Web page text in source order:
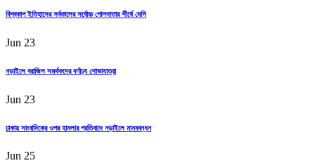
বিশ্বকাপ ইতিহাসের সর্বকালের সর্বোচ্চ গোলদাতার শীর্ষে মেসি
Jun 23
নড়াইলে ব্রাজিল সমর্থকদের বর্ণাঢ্য শোভাযাত্রা
Jun 23
ঢাকায় সাংবাদিকের ওপর হামলার প্রতিবাদে নড়াইলে মানববন্ধন
Jun 25